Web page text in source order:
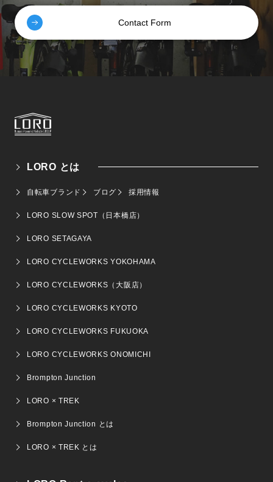
Contact Form
LORO とは
自転車ブランド ブログ 採用情報
LORO SLOW SPOT（日本橋店）
LORO SETAGAYA
LORO CYCLEWORKS YOKOHAMA
LORO CYCLEWORKS（大阪店）
LORO CYCLEWORKS KYOTO
LORO CYCLEWORKS FUKUOKA
LORO CYCLEWORKS ONOMICHI
Brompton Junction
LORO × TREK
Brompton Junction とは
LORO × TREK とは